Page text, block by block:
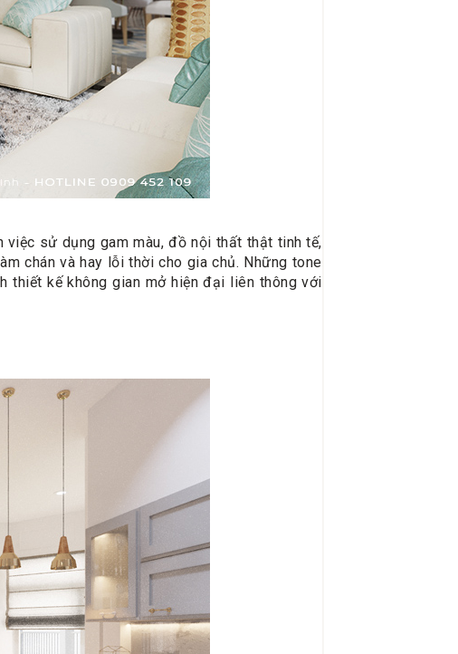
sử dụng gam màu, đồ nội thất thật tinh tế,
chán và hay lỗi thời cho gia chủ. Những tone
thiết kế không gian mở hiện đại liên thông với